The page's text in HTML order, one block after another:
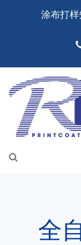
涂布打
全